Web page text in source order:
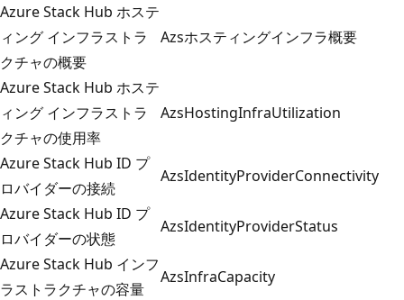
Azure Stack Hub ホステ
ィング インフラストラ
クチャの概要
Azsホスティングインフラ概要
Azure Stack Hub ホステ
ィング インフラストラ
クチャの使用率
AzsHostingInfraUtilization
Azure Stack Hub ID プ
ロバイダーの接続
AzsIdentityProviderConnectivity
Azure Stack Hub ID プ
ロバイダーの状態
AzsIdentityProviderStatus
Azure Stack Hub インフ
ラストラクチャの容量
AzsInfraCapacity